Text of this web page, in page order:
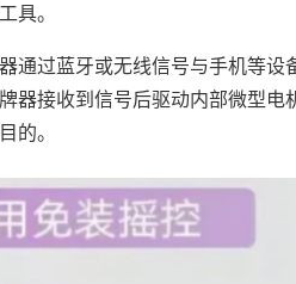
具。
通过蓝牙或无线信号与手机等设
器接收到信号后驱动内部微型电
的。